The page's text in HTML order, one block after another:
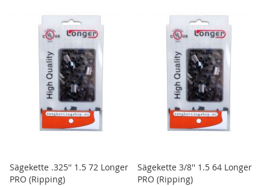
Sägekette .325'' 1.5 72 Longer
PRO (Ripping)
Sägekette 3/8'' 1.5 64 Longer
PRO (Ripping)